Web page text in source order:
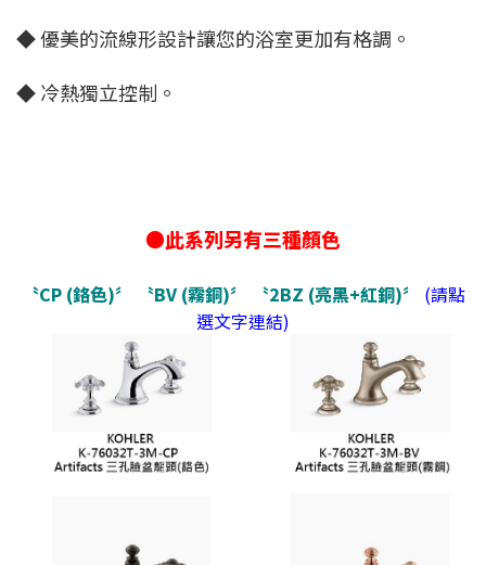
◆ 優美的流線形設計讓您的浴室更加有格調。
◆ 冷熱獨立控制。
●此系列另有三種顏色
〝CP (鉻色)〞 〝BV (霧銅)〞 〝2BZ (亮黑+紅銅)〞
(請點
選文字連結)